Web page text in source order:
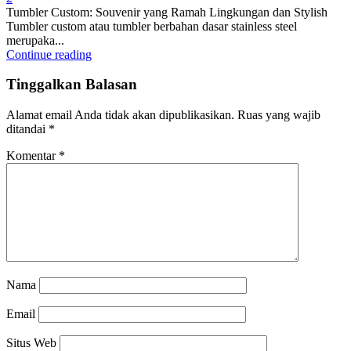
Tumbler Custom: Souvenir yang Ramah Lingkungan dan Stylish
Tumbler custom atau tumbler berbahan dasar stainless steel
merupaka...
Continue reading
Tinggalkan Balasan
Alamat email Anda tidak akan dipublikasikan. Ruas yang wajib
ditandai *
Komentar *
Nama
Email
Situs Web